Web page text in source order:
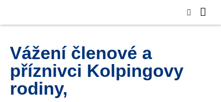
Vážení členové a
příznivci Kolpingovy
rodiny,